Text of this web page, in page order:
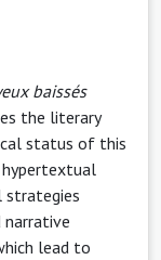
baissés
the literary
status of this
hypertextual
strategies
lead to